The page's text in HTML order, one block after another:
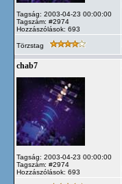
Tagság: 2003-04-23 00:00:00
Tagszám: #2974
Hozzászólások: 693
Törzstag
chab7
Tagság: 2003-04-23 00:00:00
Tagszám: #2974
Hozzászólások: 693